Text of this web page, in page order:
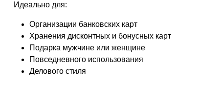
Идеально для:
Организации банковских карт
Хранения дисконтных и бонусных карт
Подарка мужчине или женщине
Повседневного использования
Делового стиля